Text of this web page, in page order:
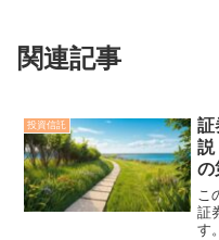
関連記事
投資信託
証
説
の
こ
証
す